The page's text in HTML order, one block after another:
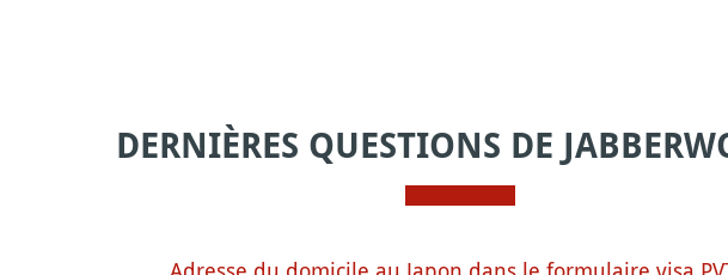
DERNIÈRES QUESTIONS DE